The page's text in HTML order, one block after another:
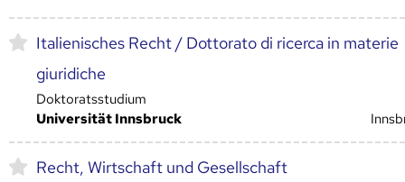
Italienisches Recht / Dottorato di ricerca in materie
giuridiche
Doktoratsstudium
Universität Innsbruck
Recht, Wirtschaft und Gesellschaft